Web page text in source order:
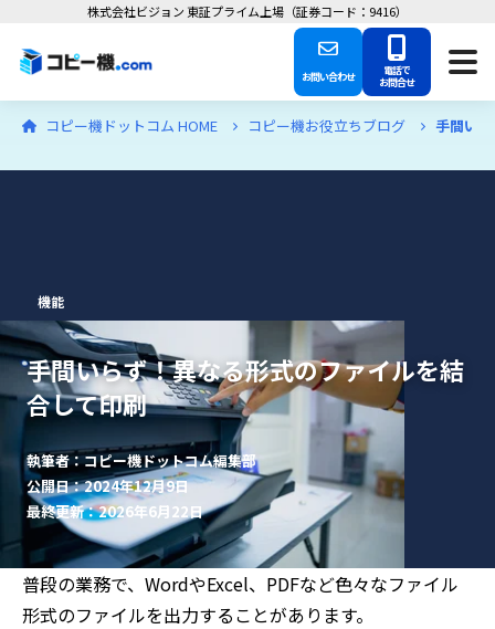
株式会社ビジョン 東証プライム上場（証券コード：9416）
お問い合わせ 電話で
お問合せ
コピー機ドットコム HOME コピー機お役立ちブログ 手間い
機能
手間いらず！異なる形式のファイルを結
合して印刷
執筆者：コピー機ドットコム編集部
公開日：2024年12月9日
最終更新：2026年6月22日
普段の業務で、WordやExcel、PDFなど色々なファイル
形式のファイルを出力することがあります。